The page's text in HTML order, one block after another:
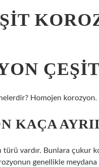
Homojen korozyon.
KAÇA
türü vardır. Bunlara çukur
genellikle